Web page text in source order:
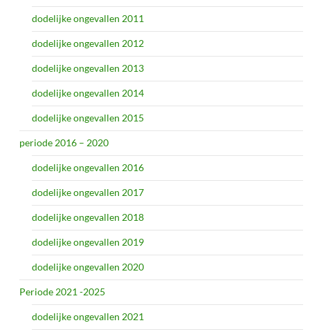
dodelijke ongevallen 2011
dodelijke ongevallen 2012
dodelijke ongevallen 2013
dodelijke ongevallen 2014
dodelijke ongevallen 2015
periode 2016 – 2020
dodelijke ongevallen 2016
dodelijke ongevallen 2017
dodelijke ongevallen 2018
dodelijke ongevallen 2019
dodelijke ongevallen 2020
Periode 2021 -2025
dodelijke ongevallen 2021